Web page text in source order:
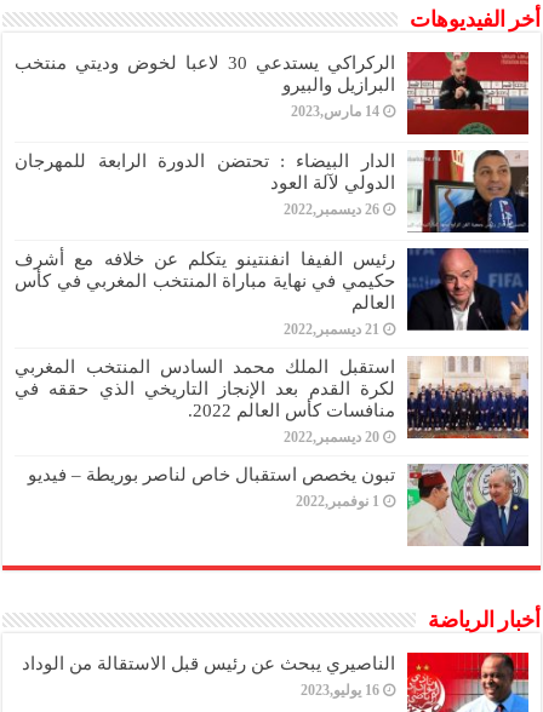
أخر الفيديوهات
الركراكي يستدعي 30 لاعبا لخوض وديتي منتخب
البرازيل والبيرو
14 مارس,2023
الدار البيضاء : تحتضن الدورة الرابعة للمهرجان
الدولي لآلة العود
26 ديسمبر,2022
رئيس الفيفا انفنتينو يتكلم عن خلافه مع أشرف
حكيمي في نهاية مباراة المنتخب المغربي في كأس
العالم
21 ديسمبر,2022
استقبل الملك محمد السادس المنتخب المغربي
لكرة القدم بعد الإنجاز التاريخي الذي حققه في
منافسات كأس العالم 2022.
20 ديسمبر,2022
تبون يخصص استقبال خاص لناصر بوريطة – فيديو
1 نوفمبر,2022
أخبار الرياضة
الناصيري يبحث عن رئيس قبل الاستقالة من الوداد
16 يوليو,2023